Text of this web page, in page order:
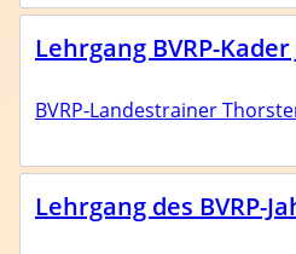
Ansprechpartner
Lehrgang BVRP-
BVRP-Landestrainer
Lehrgang des BVRP-